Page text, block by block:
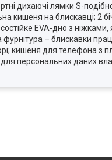
дихаючі лямки S-
кишеня на блискавці; 2
EVA-дно з ніжками,
фурнітура – блискавки
кишеня для телефона з
персональних даних